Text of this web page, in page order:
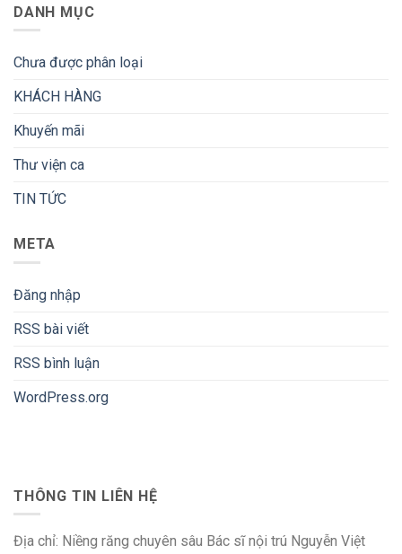
DANH MỤC
Chưa được phân loại
KHÁCH HÀNG
Khuyến mãi
Thư viện ca
TIN TỨC
META
Đăng nhập
RSS bài viết
RSS bình luận
WordPress.org
THÔNG TIN LIÊN HỆ
Địa chỉ: Niềng răng chuyên sâu Bác sĩ nội trú Nguyễn Việt